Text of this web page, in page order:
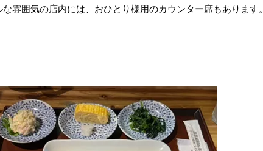
雰囲気の店内には、おひとり様用のカウンター席もあります。